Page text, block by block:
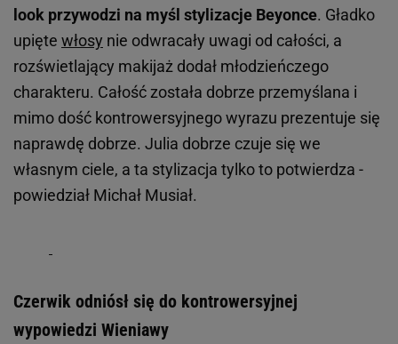
look przywodzi na myśl stylizacje Beyonce. Gładko
upięte włosy nie odwracały uwagi od całości, a
rozświetlający makijaż dodał młodzieńczego
charakteru. Całość została dobrze przemyślana i
mimo dość kontrowersyjnego wyrazu prezentuje się
naprawdę dobrze. Julia dobrze czuje się we
własnym ciele, a ta stylizacja tylko to potwierdza -
powiedział Michał Musiał.
Czerwik odniósł się do kontrowersyjnej
wypowiedzi Wieniawy